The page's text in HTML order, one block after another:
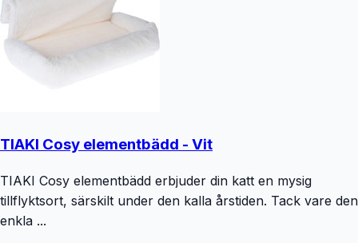
TIAKI Cosy elementbädd - Vit
TIAKI Cosy elementbädd erbjuder din katt en mysig
tillflyktsort, särskilt under den kalla årstiden. Tack vare den
enkla ...